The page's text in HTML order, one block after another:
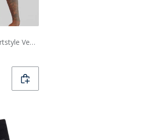
Under Armour Herre UA Sportstyle Venstre Bryst Kortærmet T-shirt Fuchsia Dusk / Mørk Maroon